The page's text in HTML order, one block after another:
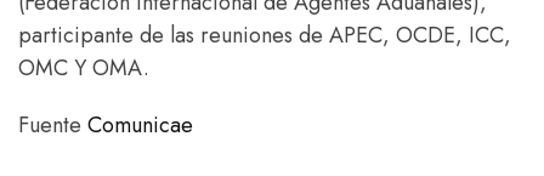
participante de las reuniones de APEC, OCDE, ICC,
OMC Y OMA.
Fuente Comunicae